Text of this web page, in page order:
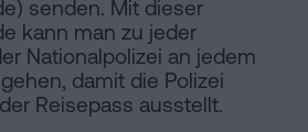
senden. Mit dieser
kann man zu jeder
Nationalpolizei an jedem
damit die Polizei
Reisepass ausstellt.